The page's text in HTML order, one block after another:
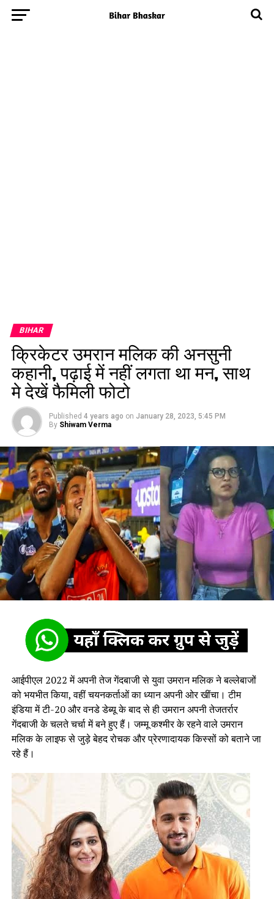
BIHAR
क्रिकेटर उमरान मलिक की अनसुनी
कहानी, पढ़ाई में नहीं लगता था मन, साथ
मे देखें फैमिली फोटो
Published 4 years ago on January 28, 2023, 5:45 PM
By Shiwam Verma
आईपीएल 2022 में अपनी तेज गेंदबाजी से युवा उमरान मलिक ने बल्लेबाजों
को भयभीत किया, वहीं चयनकर्ताओं का ध्यान अपनी ओर खींचा। टीम
इंडिया में टी-20 और वनडे डेब्यू के बाद से ही उमरान अपनी तेजतर्रार
गेंदबाजी के चलते चर्चा में बने हुए हैं। जम्मू कश्मीर के रहने वाले उमरान
मलिक के लाइफ से जुड़े बेहद रोचक और प्रेरणादायक किस्सों को बताने जा
रहे हैं।